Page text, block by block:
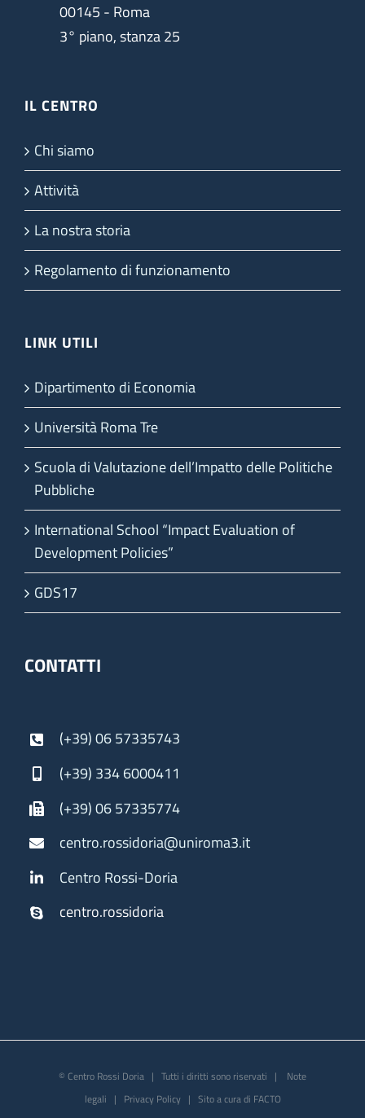
00145 - Roma
3° piano, stanza 25
IL CENTRO
Chi siamo
Attività
La nostra storia
Regolamento di funzionamento
LINK UTILI
Dipartimento di Economia
Università Roma Tre
Scuola di Valutazione dell’Impatto delle Politiche
Pubbliche
International School “Impact Evaluation of
Development Policies”
GDS17
CONTATTI
(+39) 06 57335743
(+39) 334 6000411
(+39) 06 57335774
centro.rossidoria@uniroma3.it
Centro Rossi-Doria
centro.rossidoria
© Centro Rossi Doria | Tutti i diritti sono riservati |
Note
legali | Privacy Policy| Sito a cura di FACTO